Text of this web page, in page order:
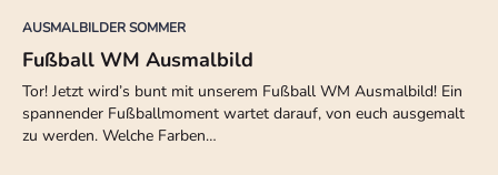
AUSMALBILDER SOMMER
Fußball WM Ausmalbild
Tor! Jetzt wird’s bunt mit unserem Fußball WM Ausmalbild! Ein
spannender Fußballmoment wartet darauf, von euch ausgemalt
zu werden. Welche Farben…